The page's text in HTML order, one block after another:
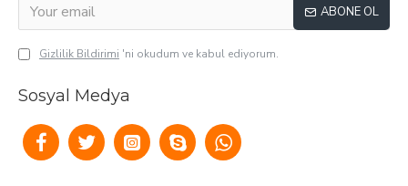
ABONE OL
Gizlilik Bildirimi 'ni okudum ve kabul ediyorum.
Sosyal Medya